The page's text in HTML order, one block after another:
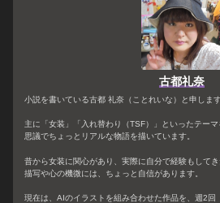
古都礼奈
小説を書いている古都 礼奈（ことれいな）と申します
主に「女装」「入れ替わり（TSF）」といったテー
思議でちょっとリアルな物語を描いています。
昔から女装に関心があり、実際に自分で経験もして
描写や心の機微には、ちょっと自信があります。
現在は、AIのイラストを組み合わせた作品を、週2回